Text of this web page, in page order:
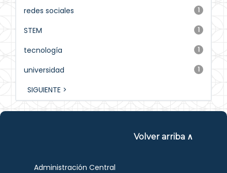
1
redes sociales
1
STEM
1
tecnología
1
universidad
SIGUIENTE >
Volver arriba ∧
Administración Central